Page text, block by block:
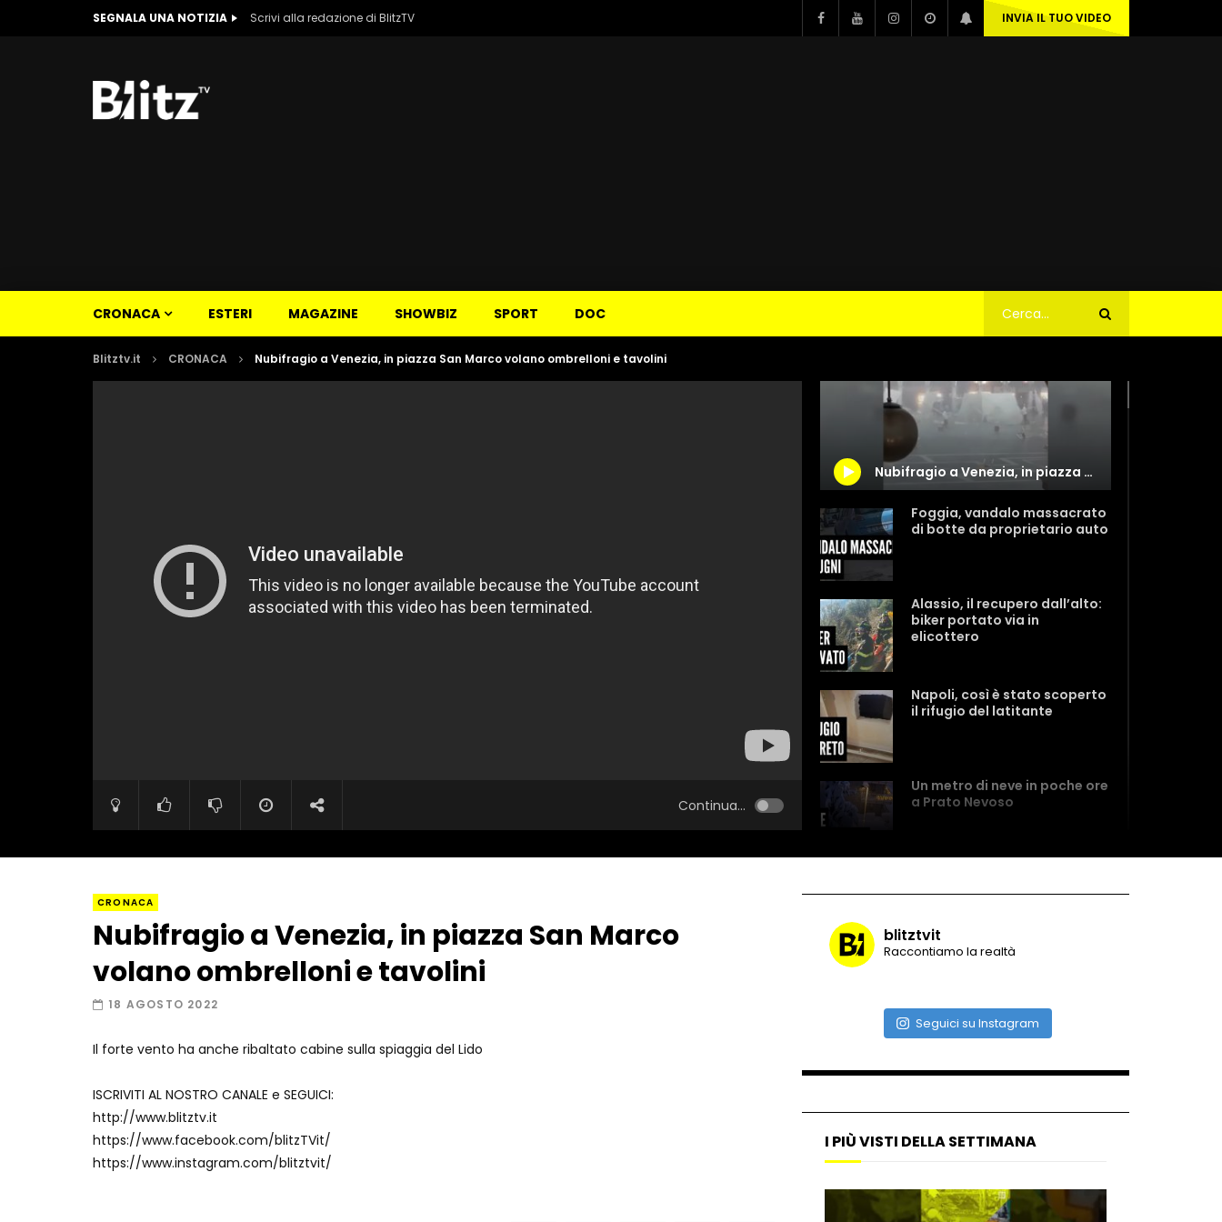
SEGNALA UNA NOTIZIA Scrivi alla redazione di BlitzTV INVIA IL TUO VIDEO
CRONACA ESTERI MAGAZINE SHOWBIZ SPORT DOC
Blitztv.it CRONACA Nubifragio a Venezia, in piazza San Marco volano ombrelloni e tavolini
Continua...
Nubifragio a Venezia, in piazza San Marco volano ombrelloni e tavolini
Foggia, vandalo massacrato
di botte da proprietario auto
Alassio, il recupero dall’alto:
biker portato via in
elicottero
Napoli, così è stato scoperto
il rifugio del latitante
Un metro di neve in poche ore
a Prato Nevoso
museo: ecco cosa c’è nelle
nella villa-showroom
Gioia Tauro, carico esplosivo
CRONACA
Nubifragio a Venezia, in piazza San Marco
volano ombrelloni e tavolini
18 AGOSTO 2022
Il forte vento ha anche ribaltato cabine sulla spiaggia del Lido
ISCRIVITI AL NOSTRO CANALE e SEGUICI:
http://www.blitztv.it
https://www.facebook.com/blitzTVit/
https://www.instagram.com/blitztvit/
blitztvit
Raccontiamo la realtà
Seguici su Instagram
I PIÙ VISTI DELLA SETTIMANA